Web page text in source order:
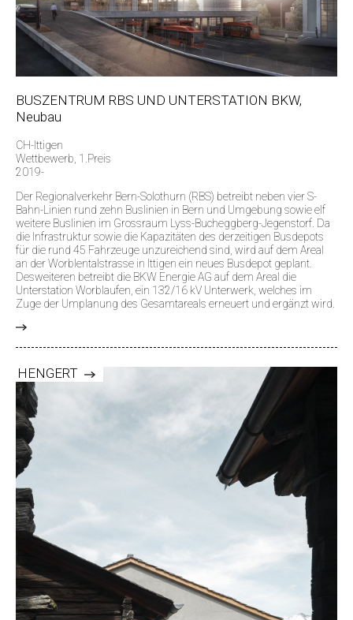
BUSZENTRUM RBS UND UNTERSTATION BKW,
Neubau
CH-Ittigen
Wettbewerb, 1.Preis
2019-
Der Regionalverkehr Bern-Solothurn (RBS) betreibt neben vier S-
Bahn-Linien rund zehn Buslinien in Bern und Umgebung sowie elf
weitere Buslinien im Grossraum Lyss-Bucheggberg-Jegenstorf. Da
die Infrastruktur sowie die Kapazitäten des derzeitigen Busdepots
für die rund 45 Fahrzeuge unzureichend sind, wird auf dem Areal
an der Worblentalstrasse in Ittigen ein neues Busdepot geplant.
Desweiteren betreibt die BKW Energie AG auf dem Areal die
Unterstation Worblaufen, ein 132/16 kV Unterwerk, welches im
Zuge der Umplanung des Gesamtareals erneuert und ergänzt wird.
HENGERT